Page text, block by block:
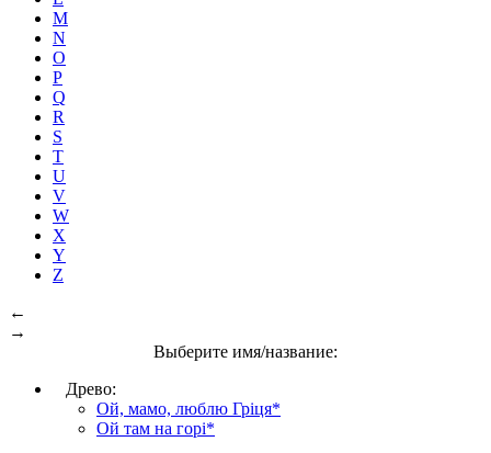
M
N
O
P
Q
R
S
T
U
V
W
X
Y
Z
←
→
Выберите имя/название:
Древо:
Ой, мамо, люблю Гріця*
Ой там на горі*